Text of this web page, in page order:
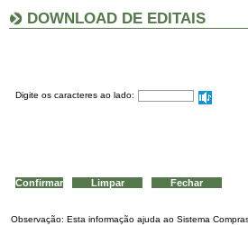
DOWNLOAD DE EDITAIS
Digite os caracteres ao lado:
Observação: Esta informação ajuda ao Sistema